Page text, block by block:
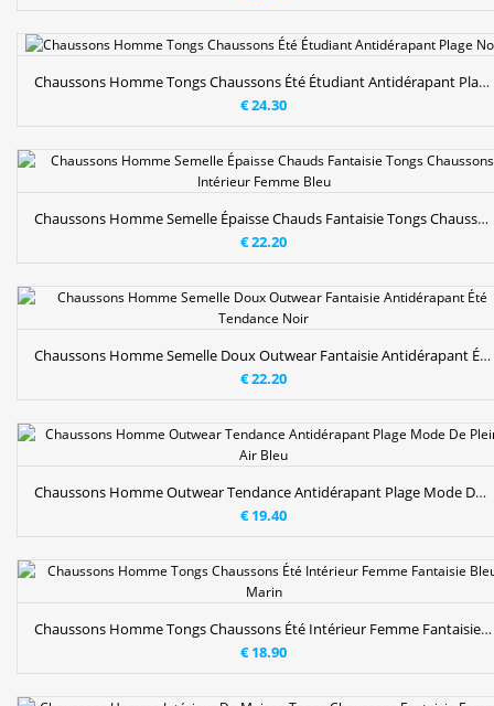
Chaussons Homme Tongs Chaussons Été Étudiant Antidérapant Plage Noir
€ 24.30
Chaussons Homme Semelle Épaisse Chauds Fantaisie Tongs Chaussons Intérieur Femme Bleu
€ 22.20
Chaussons Homme Semelle Doux Outwear Fantaisie Antidérapant Été Tendance Noir
€ 22.20
Chaussons Homme Outwear Tendance Antidérapant Plage Mode De Plein Air Bleu
€ 19.40
Chaussons Homme Tongs Chaussons Été Intérieur Femme Fantaisie Bleu Marin
€ 18.90